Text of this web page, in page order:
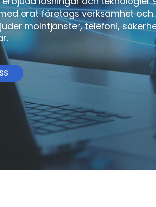
erat företags verksamhet och
molntjänster, telefoni,